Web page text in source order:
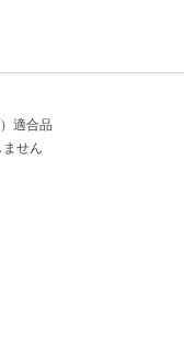
）適合品
せん